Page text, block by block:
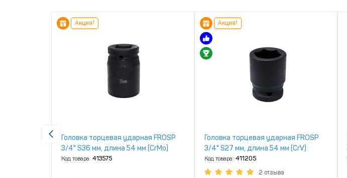
Акция!
Головка торцевая ударная FROSP
3/4" S36 мм, длина 54 мм (CrMo)
Код товара: 413575
Акция!
Головка торцевая ударная FROSP
3/4" S27 мм, длина 54 мм (CrV)
Код товара: 411205
2 отзыва